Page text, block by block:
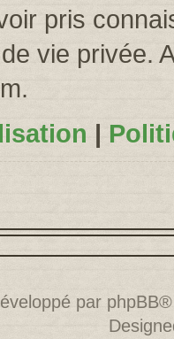
pris
vie privée.
|
par phpBB®